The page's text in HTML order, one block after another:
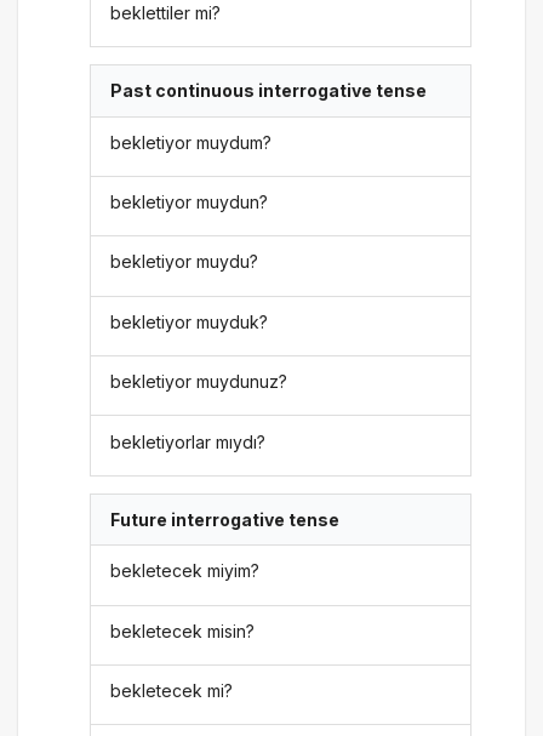
beklettiler mi?
Past continuous interrogative tense
bekletiyor muydum?
bekletiyor muydun?
bekletiyor muydu?
bekletiyor muyduk?
bekletiyor muydunuz?
bekletiyorlar mıydı?
Future interrogative tense
bekletecek miyim?
bekletecek misin?
bekletecek mi?